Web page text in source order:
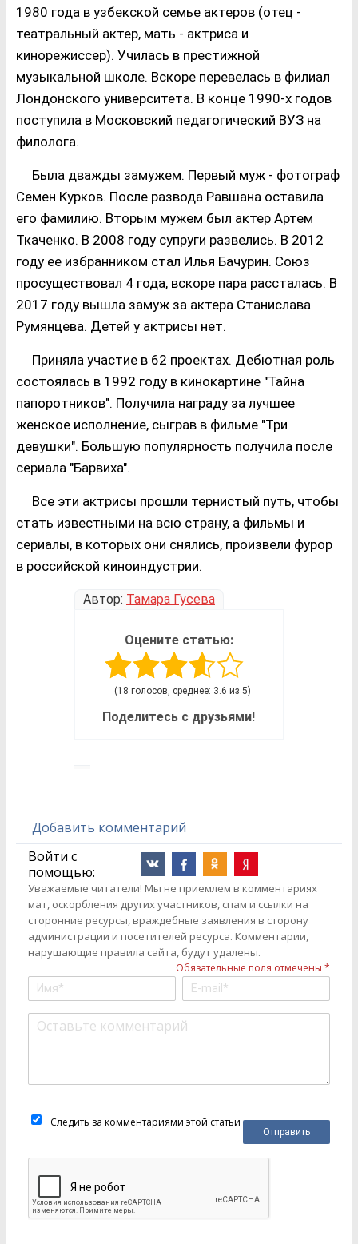
1980 года в узбекской семье актеров (отец -
театральный актер, мать - актриса и
кинорежиссер). Училась в престижной
музыкальной школе. Вскоре перевелась в филиал
Лондонского университета. В конце 1990-х годов
поступила в Московский педагогический ВУЗ на
филолога.
Была дважды замужем. Первый муж - фотограф
Семен Курков. После развода Равшана оставила
его фамилию. Вторым мужем был актер Артем
Ткаченко. В 2008 году супруги развелись. В 2012
году ее избранником стал Илья Бачурин. Союз
просуществовал 4 года, вскоре пара рассталась. В
2017 году вышла замуж за актера Станислава
Румянцева. Детей у актрисы нет.
Приняла участие в 62 проектах. Дебютная роль
состоялась в 1992 году в кинокартине "Тайна
папоротников". Получила награду за лучшее
женское исполнение, сыграв в фильме "Три
девушки". Большую популярность получила после
сериала "Барвиха".
Все эти актрисы прошли тернистый путь, чтобы
стать известными на всю страну, а фильмы и
сериалы, в которых они снялись, произвели фурор
в российской киноиндустрии.
Автор: Тамара Гусева
Оцените статью:
(18 голосов, среднее: 3.6 из 5)
Поделитесь с друзьями!
Добавить комментарий
Войти с
помощью:
Уважаемые читатели! Мы не приемлем в комментариях
мат, оскорбления других участников, спам и ссылки на
сторонние ресурсы, враждебные заявления в сторону
администрации и посетителей ресурса. Комментарии,
нарушающие правила сайта, будут удалены.
Обязательные поля отмечены *
Следить за комментариями этой статьи